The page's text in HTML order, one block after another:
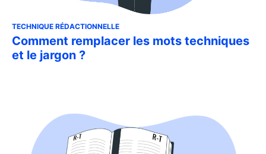
TECHNIQUE RÉDACTIONNELLE
Comment remplacer les mots techniques
et le jargon ?